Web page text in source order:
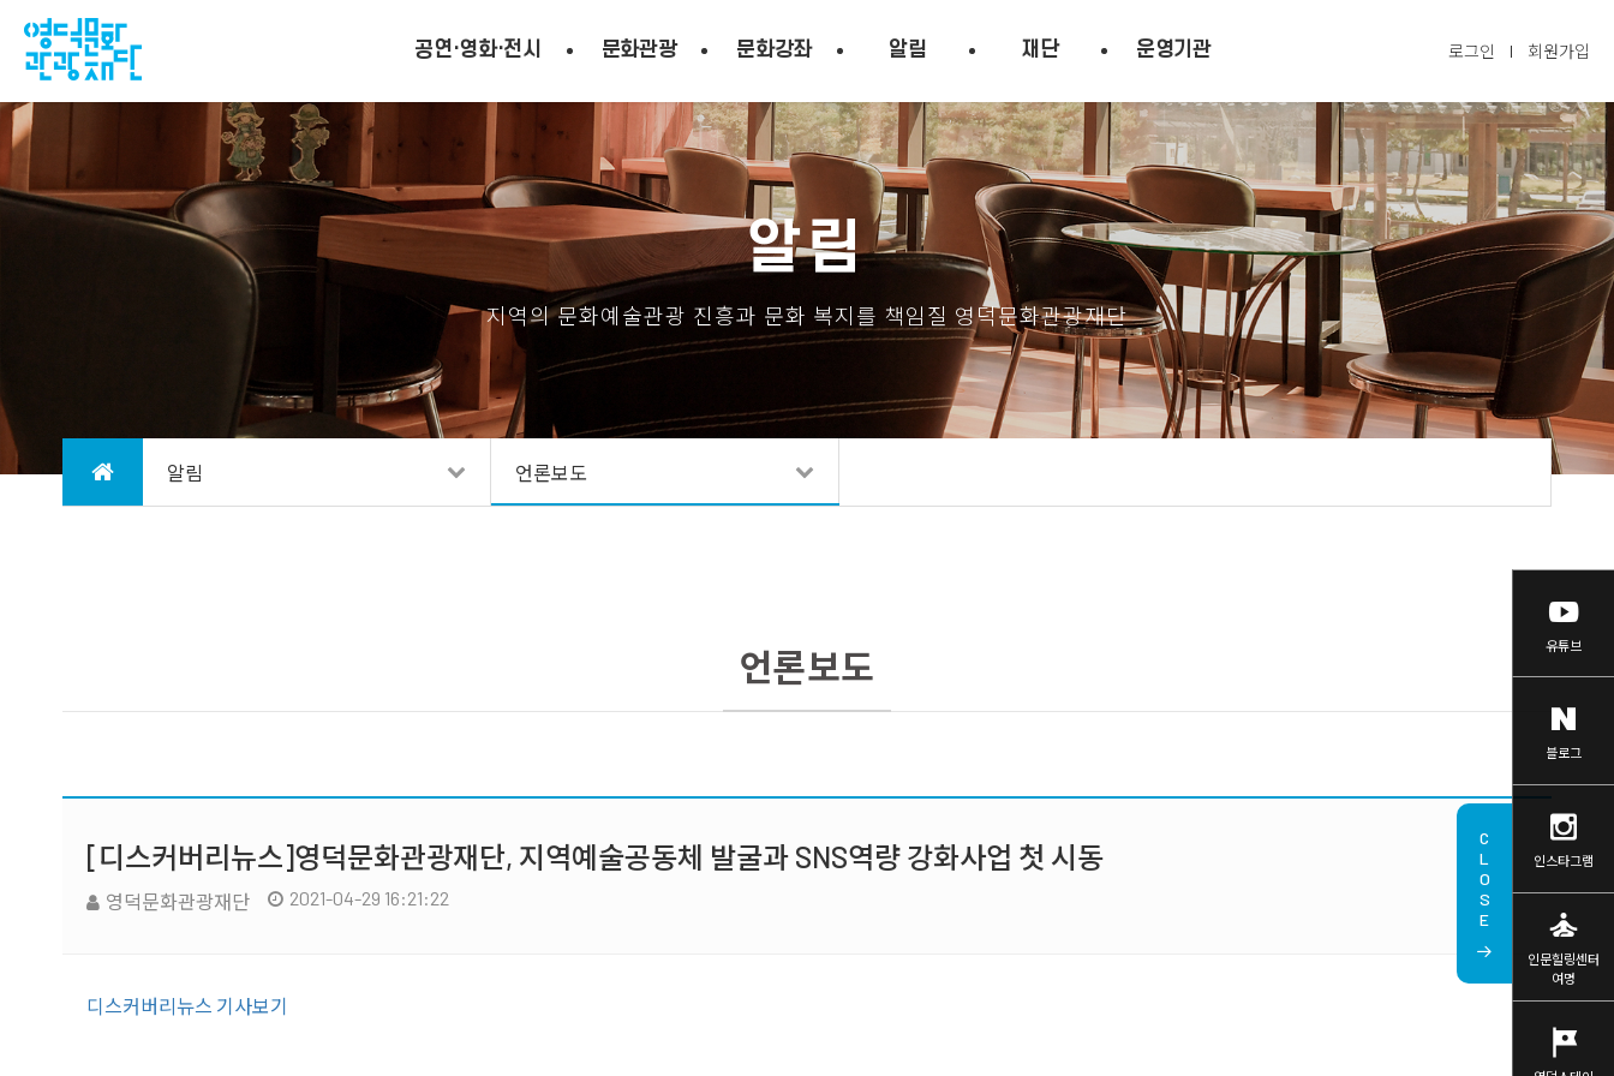
공연·영화·전시 문화관광 문화강좌 알림 재단 운영기관 로그인 회원가입
알림
지역의 문화예술관광 진흥과 문화 복지를 책임질 영덕문화관광재단
알림 언론보도
언론보도
[디스커버리뉴스]영덕문화관광재단, 지역예술공동체 발굴과 SNS역량 강화사업 첫 시동
영덕문화관광재단 2021-04-29 16:21:22
디스커버리뉴스 기사보기
유튜브
블로그
인스타그램
self_improvement
인문힐링센터
여명
tour
CLOSE